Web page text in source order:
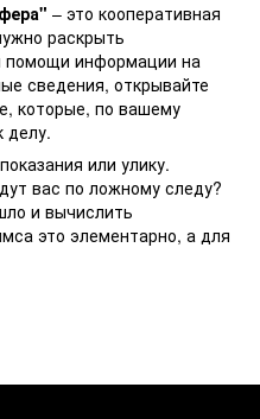
– это кооперативная
раскрыть
помощи информации на
сведения, открывайте
которые, по вашему
делу.
или улику.
вас по ложному следу?
и вычислить
это элементарно, а для